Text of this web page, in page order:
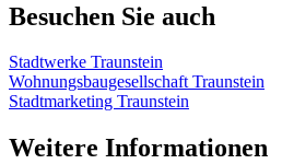
Besuchen Sie auch
Stadtwerke Traunstein
Wohnungsbaugesellschaft Traunstein
Stadtmarketing Traunstein
Weitere Informationen